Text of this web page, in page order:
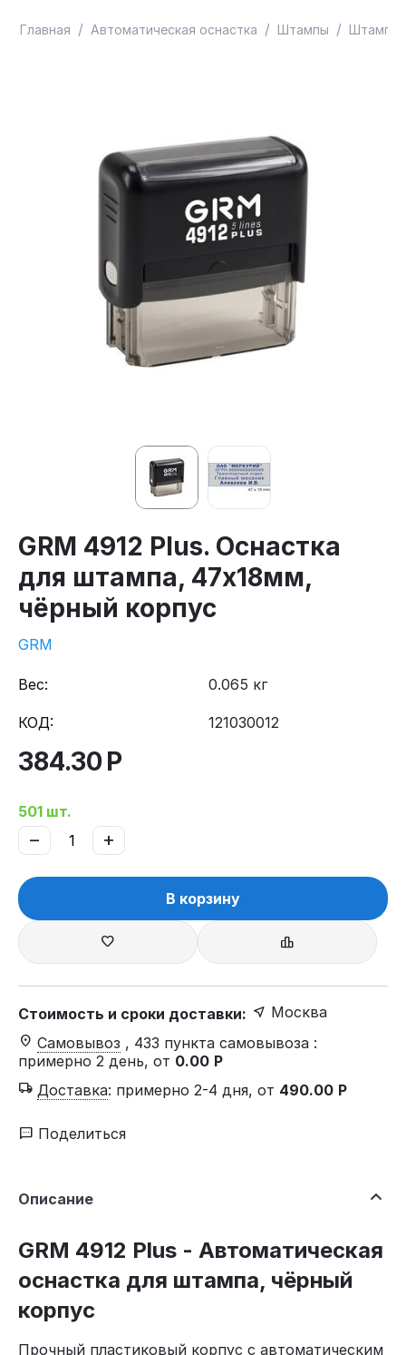
Главная / Автоматическая оснастка / Штампы / Штампы
GRM 4912 Plus. Оснастка
для штампа, 47х18мм,
чёрный корпус
GRM
Вес: 0.065 кг
КОД: 121030012
384.30Р
501 шт.
+
−
В корзину
Стоимость и сроки доставки:
Москва
Самовывоз , 433 пункта самовывоза :
примерно 2 день, от 0.00 Р
Доставка: примерно 2-4 дня, от 490.00 Р
Поделиться
Описание
GRM 4912 Plus - Автоматическая
оснастка для штампа, чёрный
корпус
Прочный пластиковый корпус с автоматическим